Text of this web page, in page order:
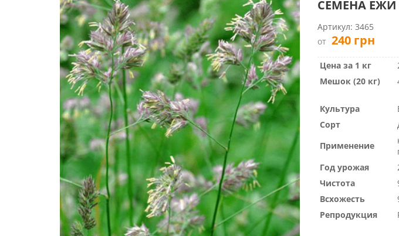
СЕМЕНА ЕЖИ
Артикул: 3465
от 240 грн
Цена за 1 кг
Мешок (20 кг)
Культура
Сорт
Применение
Год урожая
Чистота
Всхожесть
Репродукция